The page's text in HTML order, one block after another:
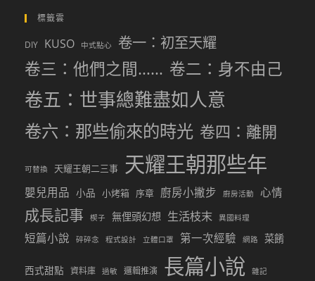
標籤雲
DIY KUSO 中式點心 卷一：初至天耀
卷三：他們之間…… 卷二：身不由己
卷五：世事總難盡如人意
卷六：那些偷來的時光 卷四：離開
可替換 天耀王朝二三事 天耀王朝那些年
嬰兒用品 小品 小烤箱 序章 廚房小撇步 廚房活動 心情
成長記事 楔子 無俚頭幻想 生活枝末 異國料理
短篇小說 碎碎念 程式設計 立體口罩 第一次經驗 網路 菜餚
西式甜點 資料庫 過敏 邏輯推演 長篇小說 雜記